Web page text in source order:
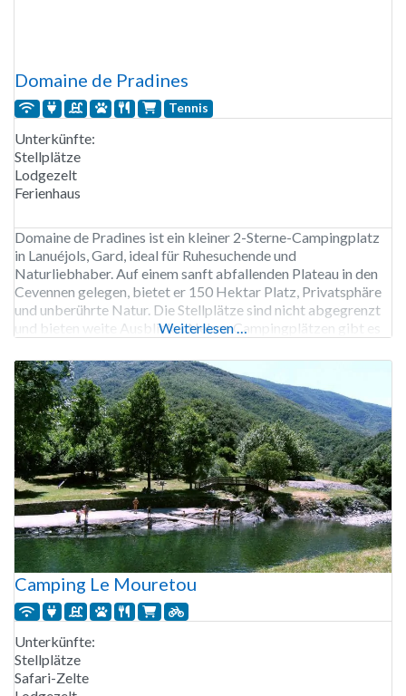
Domaine de Pradines
Tennis
Unterkünfte:
Stellplätze
Lodgezelt
Ferienhaus
Domaine de Pradines ist ein kleiner 2-Sterne-Campingplatz
in Lanuéjols, Gard, ideal für Ruhesuchende und
Naturliebhaber. Auf einem sanft abfallenden Plateau in den
Cevennen gelegen, bietet er 150 Hektar Platz, Privatsphäre
und unberührte Natur. Die Stellplätze sind nicht abgegrenzt
und bieten weite Ausblicke. Neben Campingplätzen gibt es
gibt einen Swimmingpool, einen Tennisplatz
Weiterlesen …
Camping Le Mouretou
Unterkünfte:
Stellplätze
Safari-Zelte